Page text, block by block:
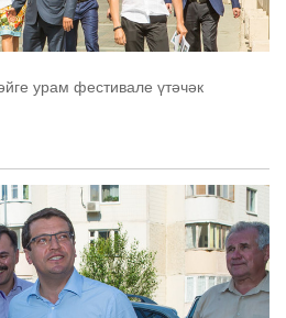
урам фестивале үтәчәк